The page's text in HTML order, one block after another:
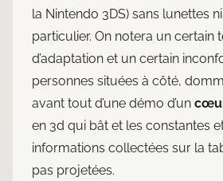
la Nintendo 3DS) sans lunettes
particulier. On notera un certain
d’adaptation et un certain
personnes situées à côté,
avant tout d’une démo d’un
en 3d qui bât et les constantes
informations collectées sur la
pas projetées.